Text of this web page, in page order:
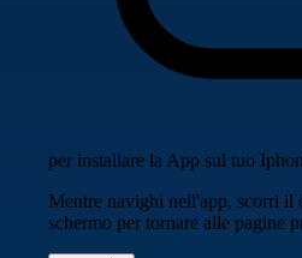
per installare la App sul tuo
Mentre navighi nell'app, scorri il
schermo per tornare alle pagine